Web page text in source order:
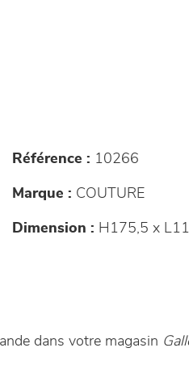
Référence : 10266
Marque : COUTURE
Dimension : H175,5 x
dans votre magasin